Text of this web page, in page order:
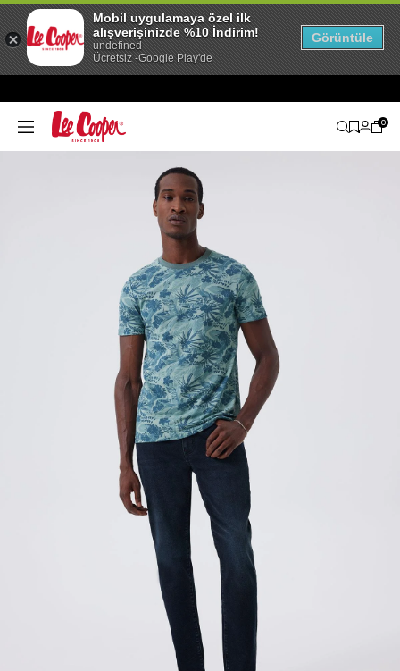
0
Mobil uygulamaya özel ilk
alışverişinizde %10 İndirim!
undefined
Ücretsiz -Google Play'de
Görüntüle